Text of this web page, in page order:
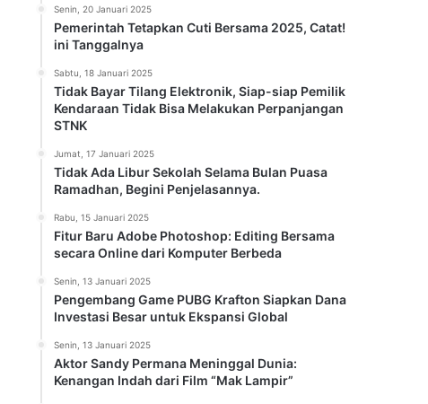
Senin, 20 Januari 2025
Pemerintah Tetapkan Cuti Bersama 2025, Catat!
ini Tanggalnya
Sabtu, 18 Januari 2025
Tidak Bayar Tilang Elektronik, Siap-siap Pemilik
Kendaraan Tidak Bisa Melakukan Perpanjangan
STNK
Jumat, 17 Januari 2025
Tidak Ada Libur Sekolah Selama Bulan Puasa
Ramadhan, Begini Penjelasannya.
Rabu, 15 Januari 2025
Fitur Baru Adobe Photoshop: Editing Bersama
secara Online dari Komputer Berbeda
Senin, 13 Januari 2025
Pengembang Game PUBG Krafton Siapkan Dana
Investasi Besar untuk Ekspansi Global
Senin, 13 Januari 2025
Aktor Sandy Permana Meninggal Dunia:
Kenangan Indah dari Film “Mak Lampir”